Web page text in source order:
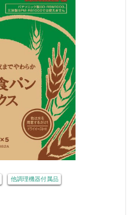
他調理機器付属品